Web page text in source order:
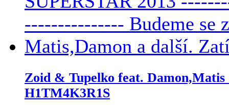
Zoid & Tupelko feat.
H1TM4K3R1S